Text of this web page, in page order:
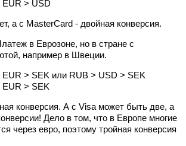
> USD
а с MasterCard - двойная конверсия.
в Еврозоне, но в стране с
например в Швеции.
> SEK или RUB > USD > SEK
> SEK
конверсия. А с Visa может быть две, а
Дело в том, что в Европе многие
через евро, поэтому тройная конверсия